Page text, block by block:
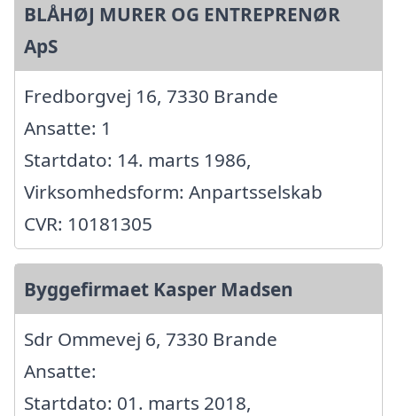
BLÅHØJ MURER OG ENTREPRENØR
ApS
Fredborgvej 16, 7330 Brande
Ansatte: 1
Startdato: 14. marts 1986,
Virksomhedsform: Anpartsselskab
CVR: 10181305
Byggefirmaet Kasper Madsen
Sdr Ommevej 6, 7330 Brande
Ansatte:
Startdato: 01. marts 2018,